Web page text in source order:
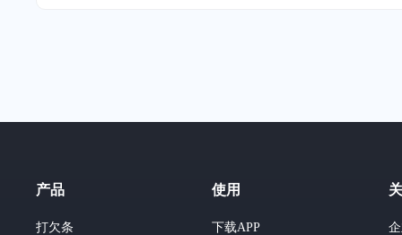
产品
打欠条
使用
下载APP